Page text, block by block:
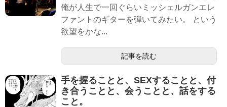
俺が人生で一回ぐらいミッシェルガンエレ
ファントのギターを弾いてみたい。 という
欲望をかな...
記事を読む
手を握ることと、SEXすることと、付
き合うことと、会うことと、話をする
こと。